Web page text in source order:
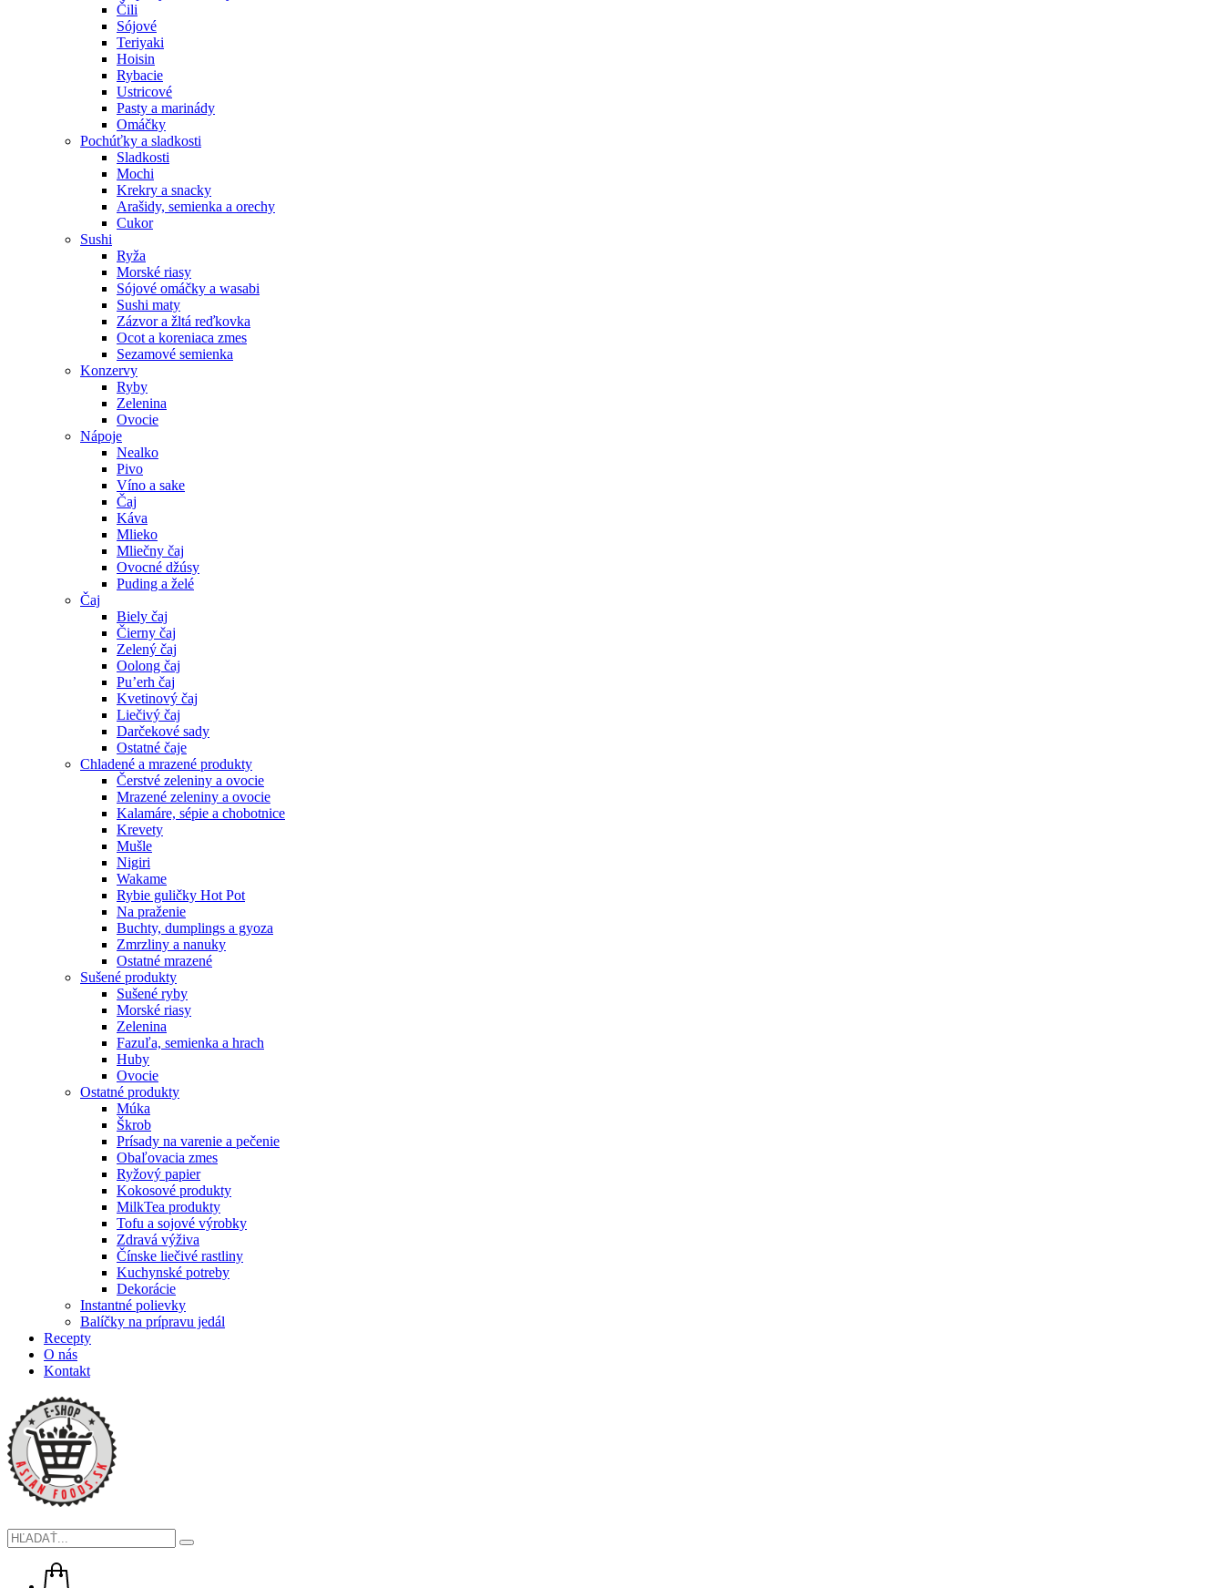
Čili
Sójové
Teriyaki
Hoisin
Rybacie
Ustricové
Pasty a marinády
Omáčky
Pochúťky a sladkosti
Sladkosti
Mochi
Krekry a snacky
Arašidy, semienka a orechy
Cukor
Sushi
Ryža
Morské riasy
Sójové omáčky a wasabi
Sushi maty
Zázvor a žltá reďkovka
Ocot a koreniaca zmes
Sezamové semienka
Konzervy
Ryby
Zelenina
Ovocie
Nápoje
Nealko
Pivo
Víno a sake
Čaj
Káva
Mlieko
Mliečny čaj
Ovocné džúsy
Puding a želé
Čaj
Biely čaj
Čierny čaj
Zelený čaj
Oolong čaj
Pu’erh čaj
Kvetinový čaj
Liečivý čaj
Darčekové sady
Ostatné čaje
Chladené a mrazené produkty
Čerstvé zeleniny a ovocie
Mrazené zeleniny a ovocie
Kalamáre, sépie a chobotnice
Krevety
Mušle
Nigiri
Wakame
Rybie guličky Hot Pot
Na praženie
Buchty, dumplings a gyoza
Zmrzliny a nanuky
Ostatné mrazené
Sušené produkty
Sušené ryby
Morské riasy
Zelenina
Fazuľa, semienka a hrach
Huby
Ovocie
Ostatné produkty
Múka
Škrob
Prísady na varenie a pečenie
Obaľovacia zmes
Ryžový papier
Kokosové produkty
MilkTea produkty
Tofu a sojové výrobky
Zdravá výživa
Čínske liečivé rastliny
Kuchynské potreby
Dekorácie
Instantné polievky
Balíčky na prípravu jedál
Recepty
O nás
Kontakt